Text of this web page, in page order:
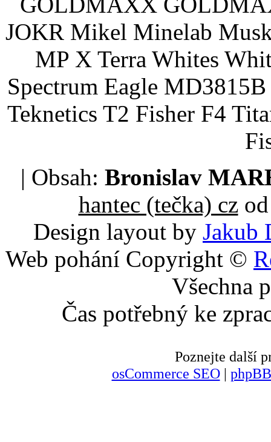
JOKR Mikel Minelab
MP X Terra Whites
Spectrum Eagle
Teknetics T2 Fisher F4
| Obsah: Bronislav
hantec (tečka) czod
Design layout by Jakub
Web pohání Copyright ©
Všechna
Čas potřebný ke
Poznejte další
osCommerce SEO|